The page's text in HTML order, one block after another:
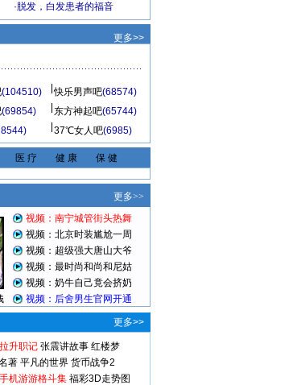
· 脱发，白发患者的福音
更多>>
(104510) 快乐男声吧(68574)
(69854) 东方神起吧(65744)
37℃女人吧(6985)
医 疗 健 康 保 健
更多>>
升职记 张震讲故事 红楼梦
著 平凡的世界 货币战争2
机游游格斗集 福彩3D走势图